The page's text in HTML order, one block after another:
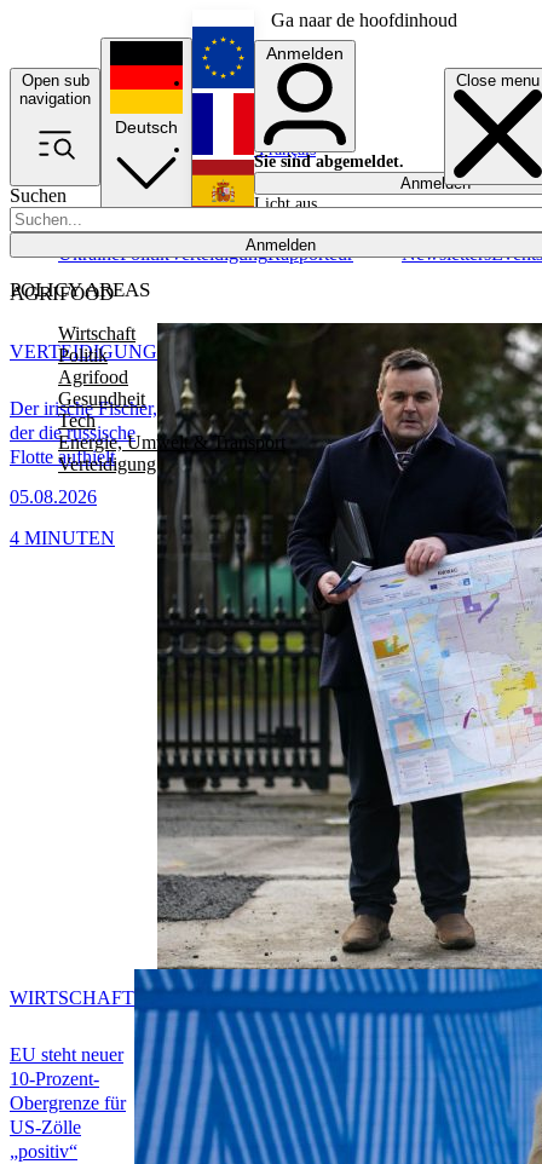
Ga naar de hoofdinhoud
Open sub
navigation
Close menu
Suchen
Anmelden
POLICY AREAS
Wirtschaft
Politik
Agrifood
Gesundheit
Tech
Energie, Umwelt & Transport
Verteidigung
UkrainePolitikVerteidigungRapporteur NewslettersEvents
Deutsch
English
Français
Anmelden
Sie sind abgemeldet.
Anmelden
Licht aus
AGRIFOOD
Der irische Fischer,
der die russische
Flotte aufhielt
05.08.2026
VERTEIDIGUNG
4 MINUTEN
EU steht neuer
10-Prozent-
Obergrenze für
US-Zölle
„positiv“
WIRTSCHAFT